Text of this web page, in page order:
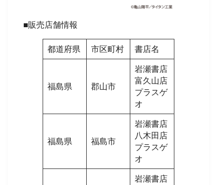
■販売店舗情報
都道府県 市区町村 書店名
福島県 郡山市
岩瀬書店
富久山店
プラスゲ
オ
福島県 福島市
岩瀬書店
八木田店
プラスゲ
オ
岩瀬書店